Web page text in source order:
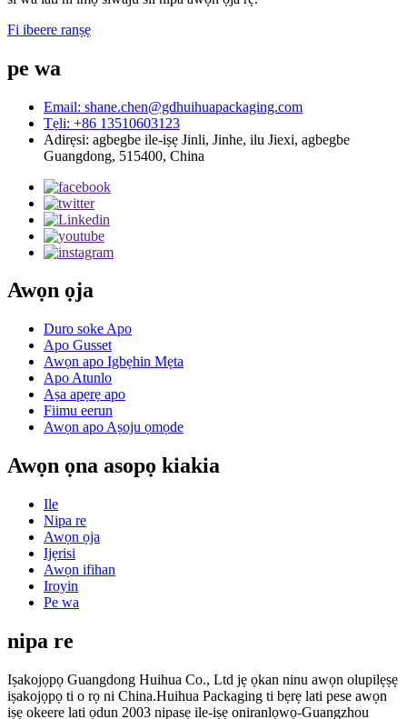
Fi ibeere ranṣẹ
pe wa
Email: shane.chen@gdhuihuapackaging.com
Tẹli: +86 13510603123
Adirẹsi: agbegbe ile-iṣẹ Jinli, Jinhe, ilu Jiexi, agbegbe
Guangdong, 515400, China
Awọn ọja
Duro soke Apo
Apo Gusset
Awọn apo Igbẹhin Mẹta
Apo Atunlo
Aṣa apẹrẹ apo
Fiimu eerun
Awọn apo Aṣoju ọmọde
Awọn ọna asopọ kiakia
Ile
Nipa re
Awọn ọja
Ijẹrisi
Awọn ifihan
Iroyin
Pe wa
nipa re
Iṣakojọpọ Guangdong Huihua Co., Ltd jẹ ọkan ninu awọn olupilẹṣẹ
iṣakojọpọ ti o rọ ni China.Huihua Packaging ti bẹrẹ lati pese awọn
iṣẹ okeere lati ọdun 2003 nipasẹ ile-iṣẹ oniranlọwọ-Guangzhou